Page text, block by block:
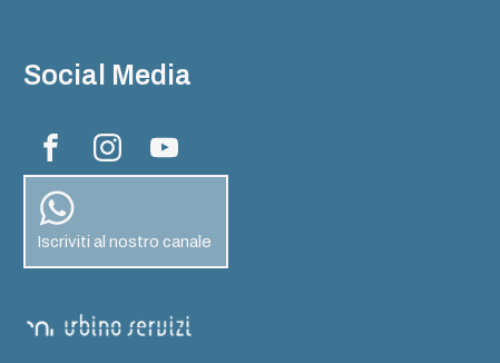
Social Media
Iscriviti al nostro canale